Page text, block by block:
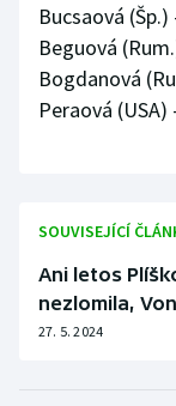
Bucsaová
Beguová
Bogdanová
Peraová
SOUVISEJÍCÍ
Ani letos
nezlomila,
27. 5. 2024